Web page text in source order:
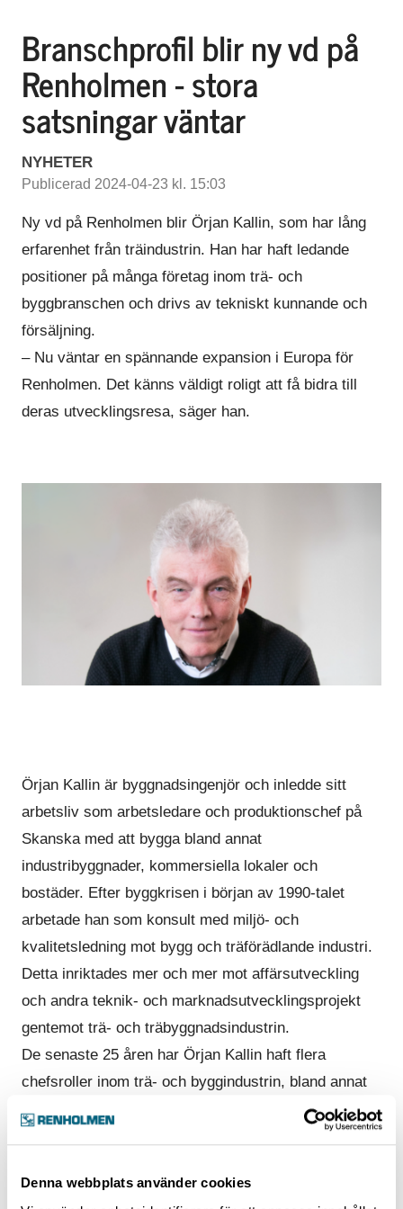
Denna webbplats använder cookies
Branschprofil blir ny vd på
Renholmen - stora
satsningar väntar
NYHETER
Publicerad 2024-04-23 kl. 15:03
Ny vd på Renholmen blir Örjan Kallin, som har lång
erfarenhet från träindustrin. Han har haft ledande
positioner på många företag inom trä- och
byggbranschen och drivs av tekniskt kunnande och
försäljning.
– Nu väntar en spännande expansion i Europa för
Renholmen. Det känns väldigt roligt att få bidra till
deras utvecklingsresa, säger han.
Örjan Kallin är byggnadsingenjör och inledde sitt
arbetsliv som arbetsledare och produktionschef på
Skanska med att bygga bland annat
industribyggnader, kommersiella lokaler och
bostäder. Efter byggkrisen i början av 1990-talet
arbetade han som konsult med miljö- och
kvalitetsledning mot bygg och träförädlande industri.
Detta inriktades mer och mer mot affärsutveckling
och andra teknik- och marknadsutvecklingsprojekt
gentemot trä- och träbyggnadsindustrin.
De senaste 25 åren har Örjan Kallin haft flera
chefsroller inom trä- och byggindustrin, bland annat
som vd för IUC trä i Västerbotten, Martinsons
– Jag är jätteglad över den här tjänsten på